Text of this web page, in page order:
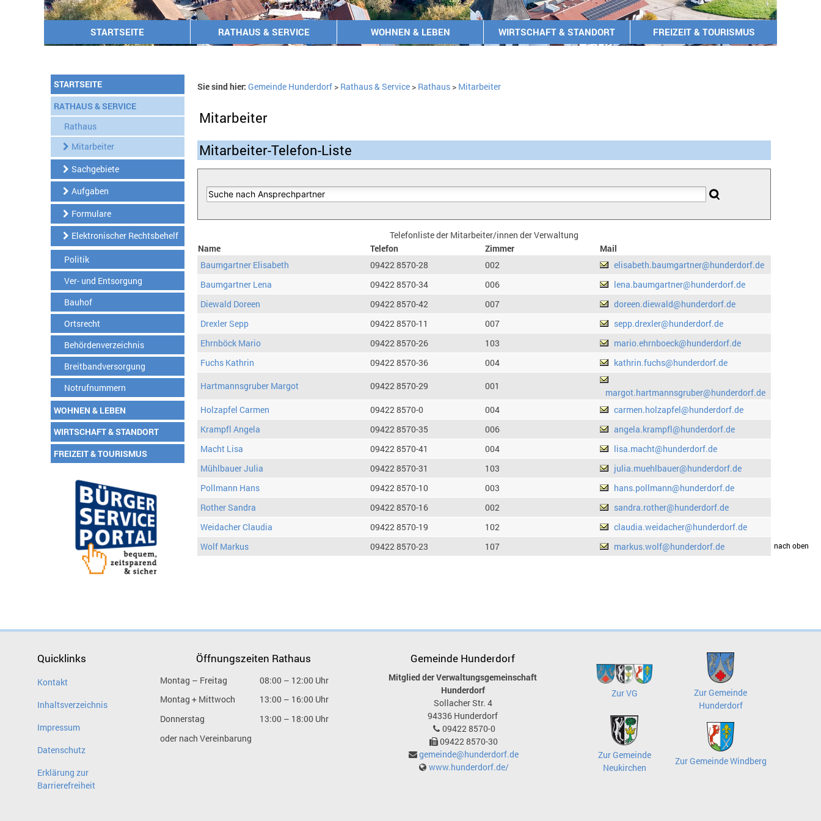
STARTSEITE RATHAUS & SERVICE WOHNEN & LEBEN WIRTSCHAFT & STANDORT FREIZEIT & TOURISMUS
STARTSEITE
RATHAUS & SERVICE
Rathaus
Mitarbeiter
Sachgebiete
Aufgaben
Formulare
Elektronischer Rechtsbehelf
Politik
Ver- und Entsorgung
Bauhof
Ortsrecht
Behördenverzeichnis
Breitbandversorgung
Notrufnummern
WOHNEN & LEBEN
WIRTSCHAFT & STANDORT
FREIZEIT & TOURISMUS
Sie sind hier: Gemeinde Hunderdorf> Rathaus & Service> Rathaus> Mitarbeiter
Mitarbeiter
Mitarbeiter-Telefon-Liste
Telefonliste der Mitarbeiter/innen der Verwaltung
Name
Telefon Zimmer
Mail
Baumgartner Elisabeth
09422 8570-28 002
elisabeth.baumgartner@hunderdorf.de
Baumgartner Lena
09422 8570-34 006
lena.baumgartner@hunderdorf.de
Diewald Doreen
09422 8570-42 007
doreen.diewald@hunderdorf.de
Drexler Sepp
09422 8570-11 007
sepp.drexler@hunderdorf.de
Ehrnböck Mario
09422 8570-26 103
mario.ehrnboeck@hunderdorf.de
Fuchs Kathrin
09422 8570-36 004
kathrin.fuchs@hunderdorf.de
Hartmannsgruber Margot
09422 8570-29 001
margot.hartmannsgruber@hunderdorf.de
Holzapfel Carmen
09422 8570-0 004
carmen.holzapfel@hunderdorf.de
Krampfl Angela
09422 8570-35 006
angela.krampfl@hunderdorf.de
Macht Lisa
09422 8570-41 004
lisa.macht@hunderdorf.de
Mühlbauer Julia
09422 8570-31 103
julia.muehlbauer@hunderdorf.de
Pollmann Hans
09422 8570-10 003
hans.pollmann@hunderdorf.de
Rother Sandra
09422 8570-16 002
sandra.rother@hunderdorf.de
Weidacher Claudia
09422 8570-19 102
claudia.weidacher@hunderdorf.de
Wolf Markus
09422 8570-23 107 markus.wolf@hunderdorf.dedrucken nach oben
Quicklinks
Kontakt
Inhaltsverzeichnis
Impressum
Datenschutz
Erklärung zur
Barrierefreiheit
Öffnungszeiten Rathaus
Montag – Freitag
08:00 – 12:00 Uhr
Montag + Mittwoch
13:00 – 16:00 Uhr
Donnerstag
13:00 – 18:00 Uhr
oder nach Vereinbarung
Gemeinde Hunderdorf
Mitglied der Verwaltungsgemeinschaft
Hunderdorf
Sollacher Str. 4
94336 Hunderdorf
09422 8570-0
09422 8570-30
gemeinde@hunderdorf.de
www.hunderdorf.de/
Zur VG
Zur Gemeinde
Hunderdorf
Zur Gemeinde
Neukirchen
Zur Gemeinde Windberg